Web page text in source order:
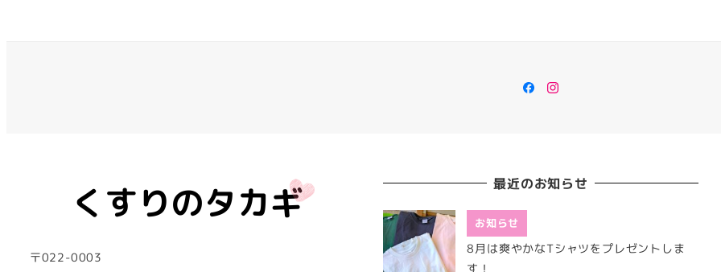
Facebook
Instagram
〒022-0003
最近のお知らせ
お知らせ
8月は爽やかなTシャツをプレゼントしま
す！